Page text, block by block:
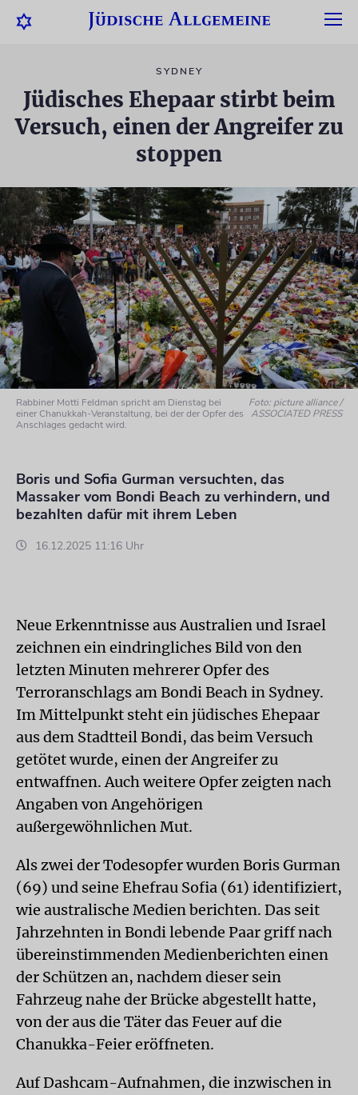
SYDNEY
Jüdisches Ehepaar stirbt beim
Versuch, einen der Angreifer zu
stoppen
Rabbiner Motti Feldman spricht am Dienstag bei
einer Chanukkah-Veranstaltung, bei der der Opfer des
Anschlages gedacht wird.
Foto: picture alliance /
ASSOCIATED PRESS
Boris und Sofia Gurman versuchten, das
Massaker vom Bondi Beach zu verhindern, und
bezahlten dafür mit ihrem Leben
16.12.2025 11:16 Uhr
Neue Erkenntnisse aus Australien und Israel
zeichnen ein eindringliches Bild von den
letzten Minuten mehrerer Opfer des
Terroranschlags am Bondi Beach in Sydney.
Im Mittelpunkt steht ein jüdisches Ehepaar
aus dem Stadtteil Bondi, das beim Versuch
getötet wurde, einen der Angreifer zu
entwaffnen. Auch weitere Opfer zeigten nach
Angaben von Angehörigen
außergewöhnlichen Mut.
Als zwei der Todesopfer wurden Boris Gurman
(69) und seine Ehefrau Sofia (61) identifiziert,
wie australische Medien berichten. Das seit
Jahrzehnten in Bondi lebende Paar griff nach
übereinstimmenden Medienberichten einen
der Schützen an, nachdem dieser sein
Fahrzeug nahe der Brücke abgestellt hatte,
von der aus die Täter das Feuer auf die
Chanukka-Feier eröffneten.
Auf Dashcam-Aufnahmen, die inzwischen in